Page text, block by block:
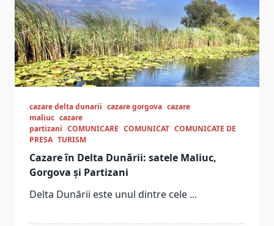
cazare delta dunarii cazare gorgova cazare
maliuc cazare
partizani COMUNICARE COMUNICAT COMUNICATE DE
PRESA TURISM
Cazare în Delta Dunării: satele Maliuc,
Gorgova și Partizani
Delta Dunării este unul dintre cele ...